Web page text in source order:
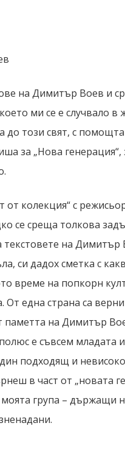
на Димитър Воев и
ми се е случвало в
до този свят, с
за „Нова
от колекция“ с
се среща толкова
на Димитър
си дадох сметка с
на попкорн
една страна са
паметта на Димитър
е съвсем младата
подходящ и
в част от „новата
група – държащи